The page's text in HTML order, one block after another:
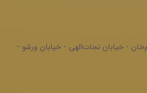
- خیابان ‌نجات‌الهی - خیابان ‌ورشو -